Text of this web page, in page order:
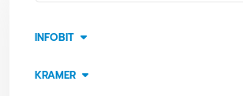
INFOBIT
KRAMER